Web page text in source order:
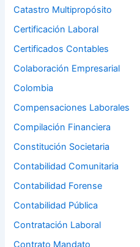
Catastro Multipropósito
Certificación Laboral
Certificados Contables
Colaboración Empresarial
Colombia
Compensaciones Laborales
Compilación Financiera
Constitución Societaria
Contabilidad Comunitaria
Contabilidad Forense
Contabilidad Pública
Contratación Laboral
Contrato Mandato